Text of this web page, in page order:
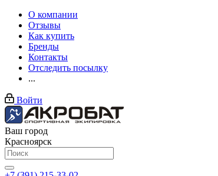
О компании
Отзывы
Как купить
Бренды
Контакты
Отследить посылку
...
Войти
Ваш город
Красноярск